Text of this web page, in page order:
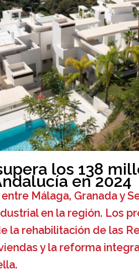
los 138
en 2024
Málaga, Granada y
en la región. Los
la rehabilitación de las
y la reforma